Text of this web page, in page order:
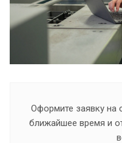
Оформите заявку на
ближайшее время и